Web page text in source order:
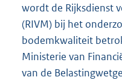
wordt de Rijksdienst
(RIVM) bij het
bodemkwaliteit
Ministerie van
van de